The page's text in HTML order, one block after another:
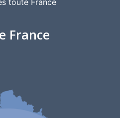
toute France
France